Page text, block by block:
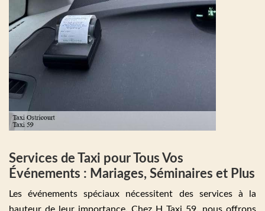
Services de Taxi pour Tous Vos
Événements : Mariages, Séminaires et Plus
Les événements spéciaux nécessitent des services à la